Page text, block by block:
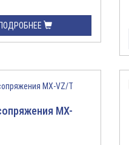
ПОДРОБНЕЕ
MX-